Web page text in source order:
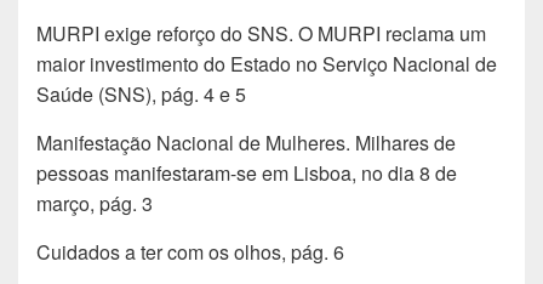
MURPI exige reforço do SNS. O MURPI reclama um
maior investimento do Estado no Serviço Nacional de
Saúde (SNS), pág. 4 e 5
Manifestação Nacional de Mulheres. Milhares de
pessoas manifestaram-se em Lisboa, no dia 8 de
março, pág. 3
Cuidados a ter com os olhos, pág. 6